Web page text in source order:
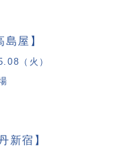
島屋】
（火）
新宿】